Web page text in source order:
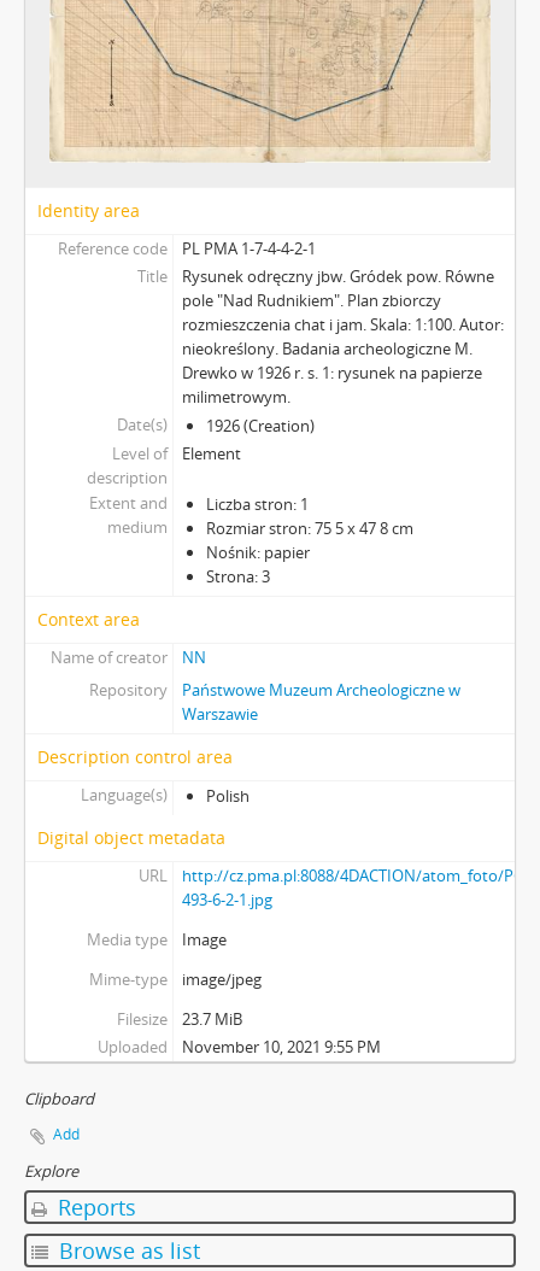
Identity area
Reference code
PL PMA 1-7-4-4-2-1
Title
Rysunek odręczny jbw. Gródek pow. Równe
pole "Nad Rudnikiem". Plan zbiorczy
rozmieszczenia chat i jam. Skala: 1:100. Autor:
nieokreślony. Badania archeologiczne M.
Drewko w 1926 r. s. 1: rysunek na papierze
milimetrowym.
Date(s)
1926 (Creation)
Level of
description
Element
Extent and
medium
Liczba stron: 1
Rozmiar stron: 75 5 x 47 8 cm
Nośnik: papier
Strona: 3
Context area
Name of creator
NN
Repository
Państwowe Muzeum Archeologiczne w
Warszawie
Description control area
Language(s) Polish
Digital object metadata
URL
http://cz.pma.pl:8088/4DACTION/atom_foto/
493-6-2-1.jpg
Media type
Image
Mime-type
image/jpeg
Filesize
23.7 MiB
Uploaded
November 10, 2021 9:55 PM
Clipboard
Add
Explore
Reports
Browse as list